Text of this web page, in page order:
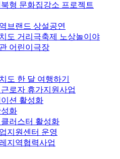
형 문화집강소 프로젝트
브랜드 상설공연
도 거리극축제 노상놀이야
어린이극장
도 한 달 여행하기
로자 휴가지원사업
션 활성화
화
러스터 활성화
지원센터 운영
지역협력사업